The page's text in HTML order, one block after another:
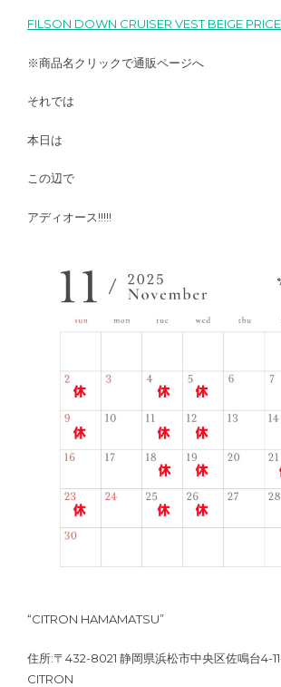
FILSON DOWN CRUISER VEST BEIGE
※商品名クリックで通販ページへ
それでは
本日は
この辺で
アディオース!!!!!
“CITRON HAMAMATSU”
住所:〒432-8021 静岡県浜松市中央区佐鳴台4-
CITRON